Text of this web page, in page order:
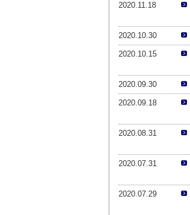
2020.11.18
2020.10.30
2020.10.15
2020.09.30
2020.09.18
2020.08.31
2020.07.31
2020.07.29